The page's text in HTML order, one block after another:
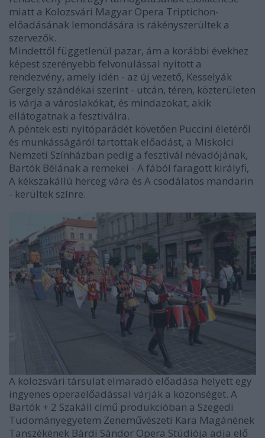
miatt a Kolozsvári Magyar Opera Triptichon-
előadásának lemondására is rákényszerültek a
szervezők.
Mindettől függetlenül pazar, ám a korábbi évekhez
képest szerényebb felvonulással nyitott a
rendezvény, amely idén - az új vezető, Kesselyák
Gergely szándékai szerint - utcán, téren, közterületen
is várja a városlakókat, és mindazokat, akik
ellátogatnak a fesztiválra.
A péntek esti nyitóparádét követően Puccini életéről
és munkásságáról tartottak előadást, a Miskolci
Nemzeti Színházban pedig a fesztivál névadójának,
Bartók Bélának a remekei - A fából faragott királyfi,
A kékszakállú herceg vára és A csodálatos mandarin
- kerültek színre.
A kolozsvári társulat elmaradó előadása helyett egy
ingyenes operaelőadással várják a közönséget. A
Bartók + 2 Szakáll című produkcióban a Szegedi
Tudományegyetem Zeneművészeti Kara Magánének
Tanszékének Bárdi Sándor Opera Stúdiója adja elő